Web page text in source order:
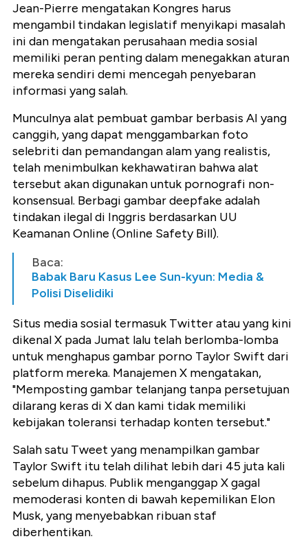
Jean-Pierre mengatakan Kongres harus
mengambil tindakan legislatif menyikapi masalah
ini dan mengatakan perusahaan media sosial
memiliki peran penting dalam menegakkan aturan
mereka sendiri demi mencegah penyebaran
informasi yang salah.
Munculnya alat pembuat gambar berbasis AI yang
canggih, yang dapat menggambarkan foto
selebriti dan pemandangan alam yang realistis,
telah menimbulkan kekhawatiran bahwa alat
tersebut akan digunakan untuk pornografi non-
konsensual. Berbagi gambar deepfake adalah
tindakan ilegal di Inggris berdasarkan UU
Keamanan Online (Online Safety Bill).
Baca:
Babak Baru Kasus Lee Sun-kyun: Media &
Polisi Diselidiki
Situs media sosial termasuk Twitter atau yang kini
dikenal X pada Jumat lalu telah berlomba-lomba
untuk menghapus gambar porno Taylor Swift dari
platform mereka. Manajemen X mengatakan,
"Memposting gambar telanjang tanpa persetujuan
dilarang keras di X dan kami tidak memiliki
kebijakan toleransi terhadap konten tersebut."
Salah satu Tweet yang menampilkan gambar
Taylor Swift itu telah dilihat lebih dari 45 juta kali
sebelum dihapus. Publik menganggap X gagal
memoderasi konten di bawah kepemilikan Elon
Musk, yang menyebabkan ribuan staf
diberhentikan.